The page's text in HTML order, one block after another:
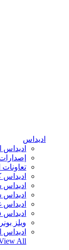
اديداس
اديداس
اديداس
اديداس
اديداس
اديداس
ويلز بونر
اديداس
All